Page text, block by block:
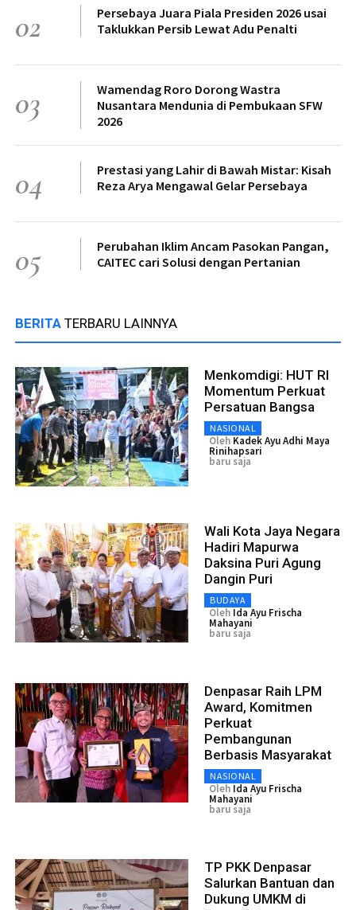
02
Persebaya Juara Piala Presiden 2026 usai
Taklukkan Persib Lewat Adu Penalti
03
Wamendag Roro Dorong Wastra
Nusantara Mendunia di Pembukaan SFW
2026
04
Prestasi yang Lahir di Bawah Mistar: Kisah
Reza Arya Mengawal Gelar Persebaya
05
Perubahan Iklim Ancam Pasokan Pangan,
CAITEC cari Solusi dengan Pertanian
BERITA TERBARU LAINNYA
Menkomdigi: HUT RI
Momentum Perkuat
Persatuan Bangsa
NASIONAL
Oleh Kadek Ayu Adhi Maya
Rinihapsari
baru saja
Wali Kota Jaya Negara
Hadiri Mapurwa
Daksina Puri Agung
Dangin Puri
BUDAYA
Oleh Ida Ayu Frischa
Mahayani
baru saja
Denpasar Raih LPM
Award, Komitmen
Perkuat
Pembangunan
Berbasis Masyarakat
NASIONAL
Oleh Ida Ayu Frischa
Mahayani
baru saja
TP PKK Denpasar
Salurkan Bantuan dan
Dukung UMKM di